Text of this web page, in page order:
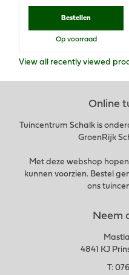
Bestellen
Op voorraad
View all recently viewed
Online
Tuincentrum Schalk is
GroenRijk
Met deze webshop
kunnen voorzien. Bestel
ons
Neem
4841 KJ
T: